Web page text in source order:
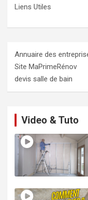
Liens Utiles
Annuaire des
Site MaPrimeRénov
devis salle de bain
Video & Tuto